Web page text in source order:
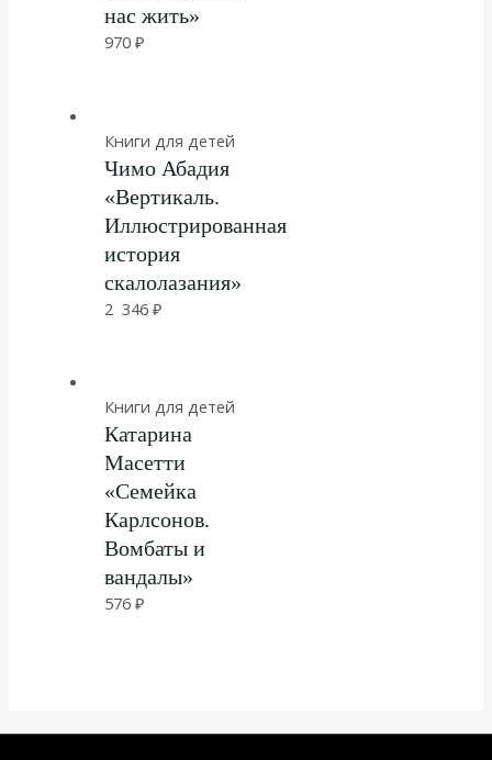
нас жить»
970₽
Книги для детей
Чимо Абадия
«Вертикаль.
Иллюстрированная
история
скалолазания»
2 346₽
Книги для детей
Катарина
Масетти
«Семейка
Карлсонов.
Вомбаты и
вандалы»
576₽